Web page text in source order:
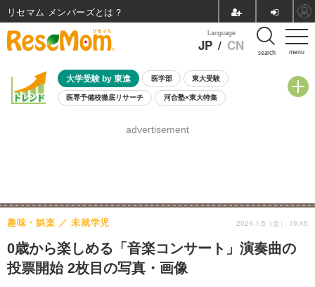
menu
Language
JP / CN search
大学受験 by 東進 医学部 東大受験
医専予備校徹底リサーチ 河合塾×東大特集
8月開催学校説明会・相談会
advertisement
0歳から楽しめる「音楽コンサート」演奏曲の
投票開始 2枚目の写真・画像
趣味・娯楽 未就学児 2024.1.5（金） 19:45
リセマム メンバーズ